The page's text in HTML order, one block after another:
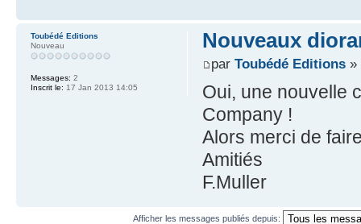
Nouveaux
par Toubédé Editions»
Oui, une nouvelle
Company !
Alors merci de
Amitiés
F.Muller
Toubédé Editions
Nouveau
Messages: 2
Inscrit le: 17 Jan 2013 14:05
Afficher les messages publiés depuis: